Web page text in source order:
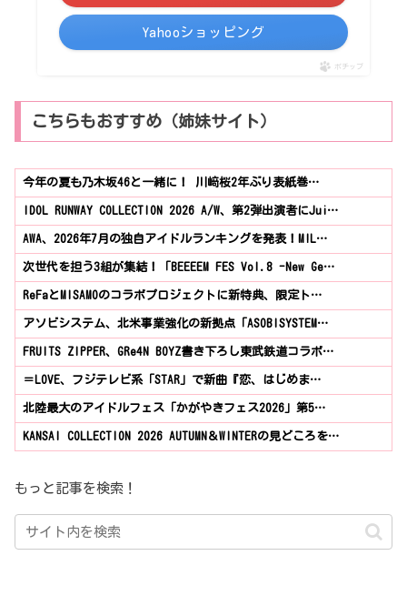
Yahooショッピング
ポチップ
こちらもおすすめ（姉妹サイト）
今年の夏も乃木坂46と一緒に！ 川﨑桜2年ぶり表紙巻…
IDOL RUNWAY COLLECTION 2026 A/W、第2弾出演者にJui…
AWA、2026年7月の独自アイドルランキングを発表！M!L…
次世代を担う3組が集結！「BEEEEM FES Vol.8 -New Ge…
ReFaとMISAMOのコラボプロジェクトに新特典、限定ト…
アソビシステム、北米事業強化の新拠点「ASOBISYSTEM…
FRUITS ZIPPER、GRe4N BOYZ書き下ろし東武鉄道コラボ…
＝LOVE、フジテレビ系「STAR」で新曲『恋、はじめま…
北陸最大のアイドルフェス「かがやきフェス2026」第5…
KANSAI COLLECTION 2026 AUTUMN＆WINTERの見どころを…
もっと記事を検索！